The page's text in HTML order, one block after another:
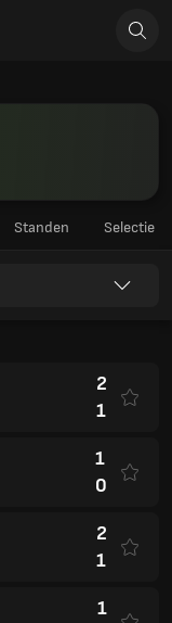
Standen Selectie
2
1
1
0
2
1
1